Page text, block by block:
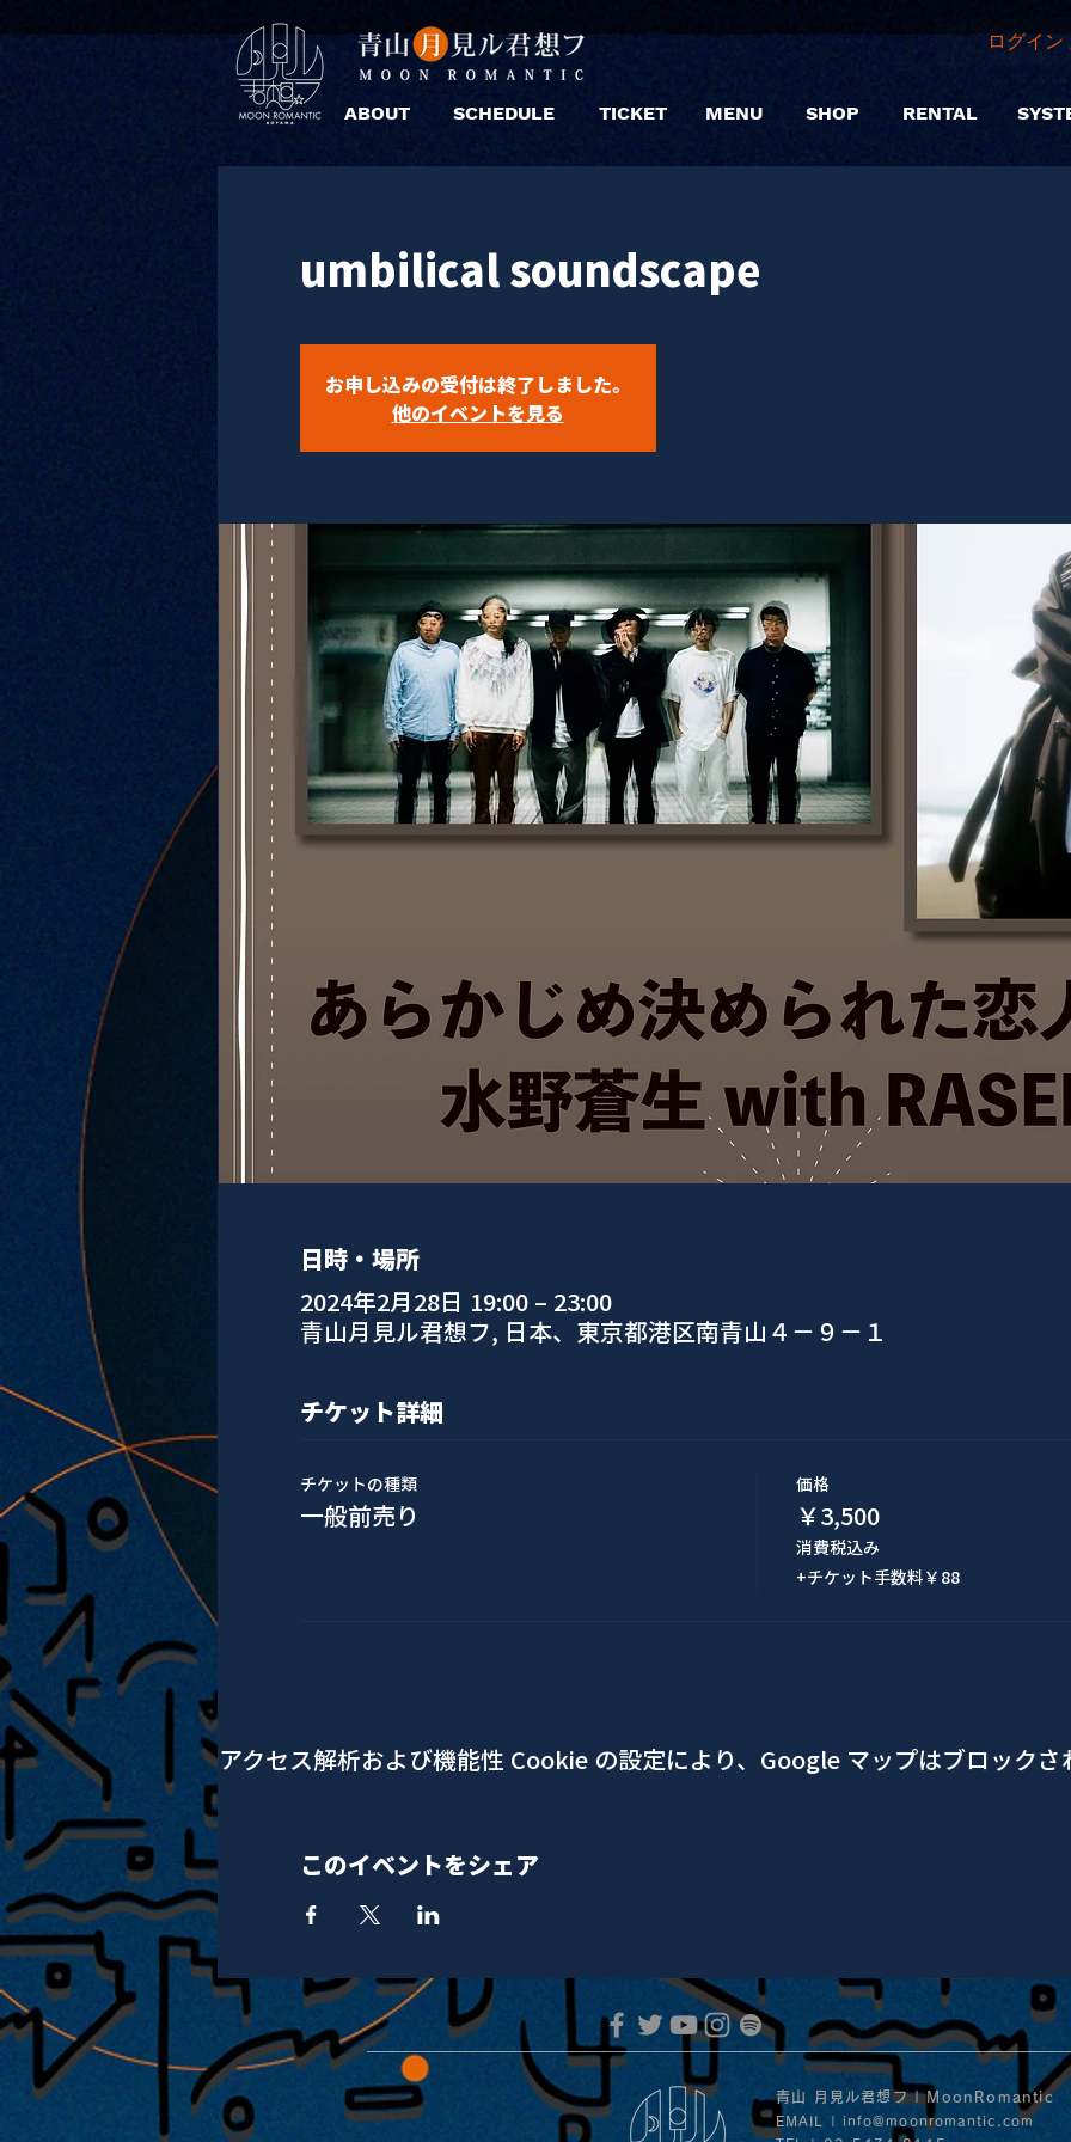
ABOUT SCHEDULE TICKET MENU SHOP
ログイ
RENTAL
umbilical soundscape
お申し込みの受付は終了しました。
他のイベントを見る
日時・場所
2024年2月28日 19:00 – 23:00
青山月見ル君想フ, 日本、東京都港区南青山４−９−１
チケット詳細
チケットの種類
一般前売り
価格
￥3,500
消費税込み
+チケット手数料￥88
アクセス解析および機能性 Cookie の設定により、Google マップはブロックさ
このイベントをシェア
青山 月見ル君想フ | MoonRomantic
EMAIL |
info@moonromantic.com